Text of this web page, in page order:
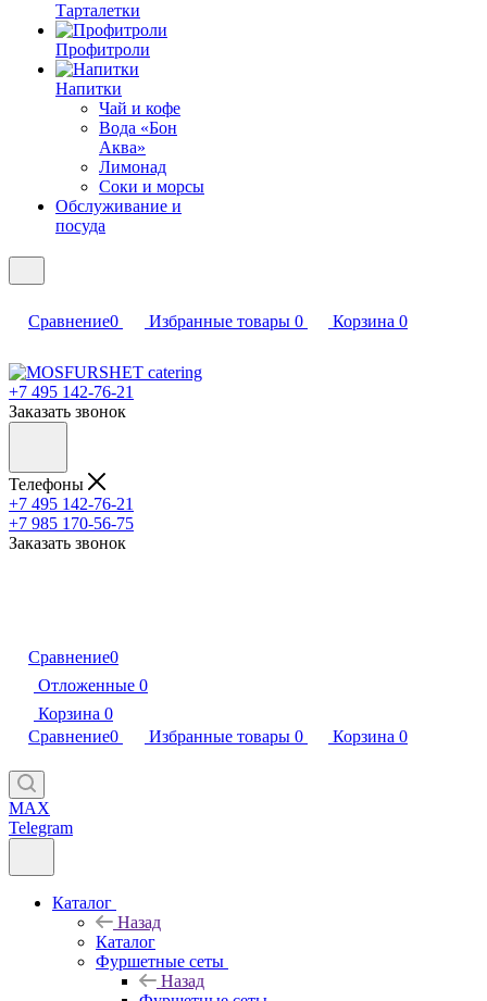
Тарталетки
Профитроли
Напитки
Чай и кофе
Вода «Бон
Аква»
Лимонад
Соки и морсы
Обслуживание и
посуда
Сравнение0 Избранные товары 0 Корзина 0
+7 495 142-76-21
Заказать звонок
Телефоны
+7 495 142-76-21
+7 985 170-56-75
Заказать звонок
Сравнение0
Отложенные 0
Корзина 0
Сравнение0 Избранные товары 0 Корзина 0
MAX
Telegram
Каталог
Назад
Каталог
Фуршетные сеты
Назад